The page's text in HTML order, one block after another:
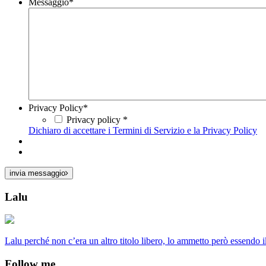
Messaggio*
Privacy Policy*
Privacy policy *
Dichiaro di accettare i Termini di Servizio e la Privacy Policy
invia messaggio
Lalu
Lalu perché non c’era un altro titolo libero, lo ammetto però essendo